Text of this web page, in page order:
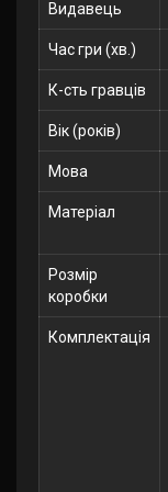
Видавець
Час гри (хв.)
К-сть гравців
Вік (років)
Мова
Матеріал
Розмір
коробки
Комплектація